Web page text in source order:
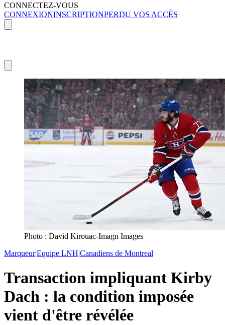
CONNECTEZ-VOUS
CONNEXIONINSCRIPTIONPERDU VOS ACCÈS
Photo : David Kirouac-Imagn Images
Marqueur|Equipe LNH|Canadiens de Montreal
Transaction impliquant Kirby
Dach : la condition imposée
vient d'être révélée